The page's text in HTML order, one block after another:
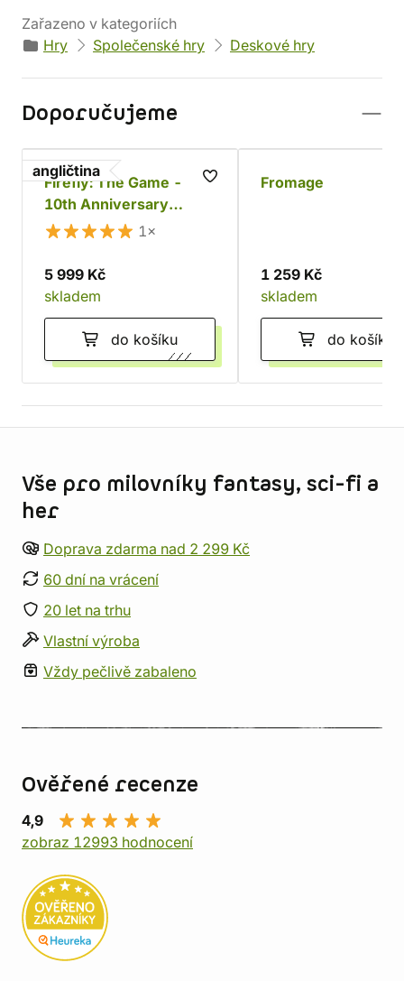
Zařazeno v kategoriích
Hry
Společenské hry Deskové hry
Doporučujeme
angličtina
Firefly: The Game -
10th Anniversary
Collector's Edition
1×
5 999 Kč
skladem
do košíku
Fromage
1 259 Kč
skladem
do košíku
Vše pro milovníky fantasy, sci-fi a
her
Doprava zdarma nad 2 299 Kč
60 dní na vrácení
20 let na trhu
Vlastní výroba
Vždy pečlivě zabaleno
Ověřené recenze
4,9
zobraz 12993 hodnocení